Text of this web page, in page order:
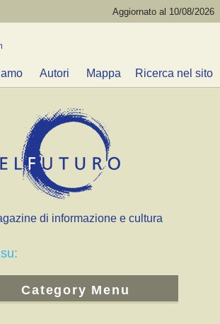
Aggiornato al 10/08/2026
Autori Mappa Ricerca nel sito
di informazione e cultura
Category Menu